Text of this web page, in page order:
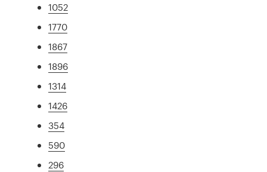
1052
1770
1867
1896
1314
1426
354
590
296